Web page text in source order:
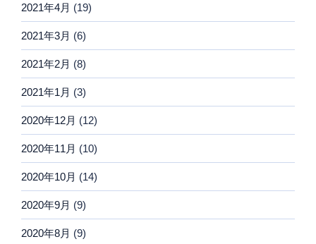
2021年4月 (19)
2021年3月 (6)
2021年2月 (8)
2021年1月 (3)
2020年12月 (12)
2020年11月 (10)
2020年10月 (14)
2020年9月 (9)
2020年8月 (9)